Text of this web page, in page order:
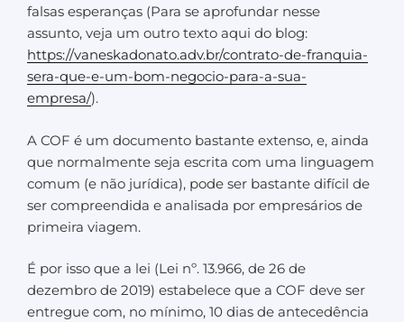
falsas esperanças (Para se aprofundar nesse
assunto, veja um outro texto aqui do blog:
https://vaneskadonato.adv.br/contrato-de-franquia-
sera-que-e-um-bom-negocio-para-a-sua-
empresa/).
A COF é um documento bastante extenso, e, ainda
que normalmente seja escrita com uma linguagem
comum (e não jurídica), pode ser bastante difícil de
ser compreendida e analisada por empresários de
primeira viagem.
É por isso que a lei (Lei nº. 13.966, de 26 de
dezembro de 2019) estabelece que a COF deve ser
entregue com, no mínimo, 10 dias de antecedência